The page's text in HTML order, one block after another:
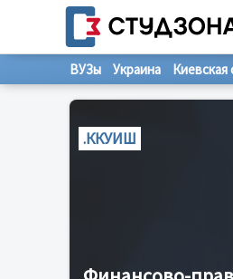
ВУЗы Украина Киевская
.ККУИШ